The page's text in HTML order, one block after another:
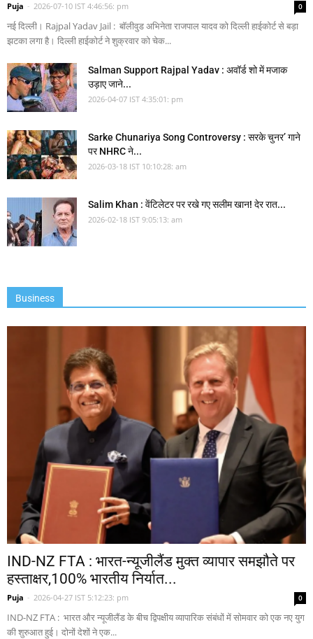
Puja - 2026-07-10 IST 4:46:56: pm 0
नई दिल्ली। Rajpal Yadav Jail : बॉलीवुड अभिनेता राजपाल यादव को दिल्ली हाईकोर्ट से बड़ा
झटका लगा है। दिल्ली हाईकोर्ट ने शुक्रवार को चेक...
Salman Support Rajpal Yadav : अवॉर्ड शो में मजाक
उड़ाए जाने...
2026-04-07 IST 4:35:01: pm
Sarke Chunariya Song Controversy : सरके चुनर’ गाने
पर NHRC ने...
2026-03-18 IST 10:10:28: am
Salim Khan : वेंटिलेटर पर रखे गए सलीम खान! देर रात...
2026-02-18 IST 9:05:13: am
Business
IND-NZ FTA : भारत-न्यूजीलैंड मुक्त व्यापार समझौते पर
हस्ताक्षर,100% भारतीय निर्यात...
Puja - 2026-04-27 IST 5:12:23: pm 0
IND-NZ FTA : भारत और न्यूजीलैंड के बीच द्विपक्षीय व्यापारिक संबंधों में सोमवार को एक नए युग
की शुरुआत हुई। दोनों देशों ने एक...